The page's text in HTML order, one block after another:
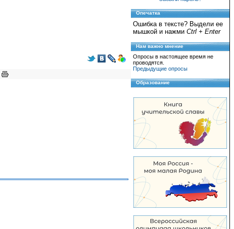
Опечатка
Ошибка в тексте? Выдели ее
мышкой и нажми Ctrl + Enter
Нам важно мнение
Опросы в настоящее время не
проводятся.
Предыдущие опросы
Образование